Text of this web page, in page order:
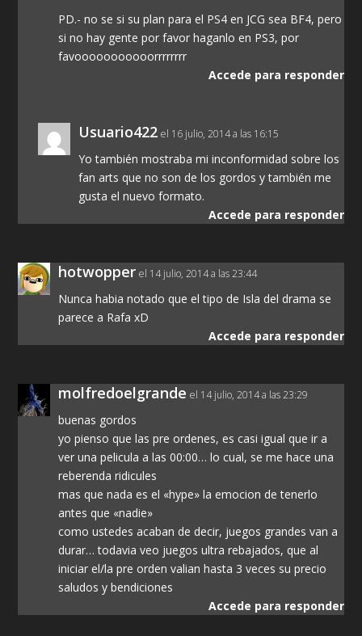
PD.- no se si su plan para el PS4 en JCG sea BF4, pero
si no hay gente por favor haganlo en PS3, por
favooooooooooorrrrrrrr
Accede para responder
Usuario422 el 16 julio, 2014 a las 16:15
Yo también mostraba mi inconformidad sobre los
fan arts que no son de los gordos y también me
gusta el nuevo formato.
Accede para responder
hotwopper el 14 julio, 2014 a las 23:44
Nunca habia notado que el tipo de Isla del drama se
parece a Rafa xD
Accede para responder
molfredoelgrande el 14 julio, 2014 a las 23:29
buenas gordos
yo pienso que las pre ordenes, es casi igual que ir a
ver una pelicula a las 00:00… lo cual, se me hace una
reberenda ridicules
mas que nada es el «hype» la emocion de tenerlo
antes que «nadie»
como ustedes acaban de decir, juegos grandes van a
durar… todavia veo juegos ultra rebajados, que al
iniciar el/la pre orden valian hasta 3 veces su precio
saludos y bendiciones
Accede para responder